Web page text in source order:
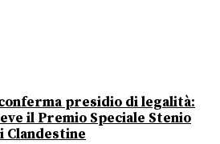
presidio di legalità:
il Premio Speciale Stenio
Clandestine